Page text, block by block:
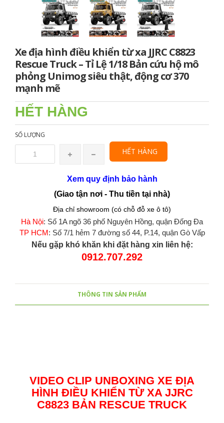
Xe địa hình điều khiển từ xa JJRC C8823
Rescue Truck – Tỉ Lệ 1/18 Bản cứu hộ mô
phỏng Unimog siêu thật, động cơ 370
mạnh mẽ
HẾT HÀNG
SỐ LƯỢNG
HẾT HÀNG
Xem quy định bảo hành
(Giao tận nơi - Thu tiền tại nhà)
Địa chỉ showroom (có chỗ đỗ xe ô tô)
Hà Nội: Số 1A ngõ 36 phố Nguyên Hồng, quận Đống Đa
TP HCM : Số 7/1 hẻm 7 đường số 44, P.14, quận Gò Vấp
Nếu gặp khó khăn khi đặt hàng xin liên hệ:
0912.707.292
THÔNG TIN SẢN PHẨM
VIDEO CLIP UNBOXING XE ĐỊA
HÌNH ĐIỀU KHIỂN TỪ XA JJRC
C8823 BẢN RESCUE TRUCK